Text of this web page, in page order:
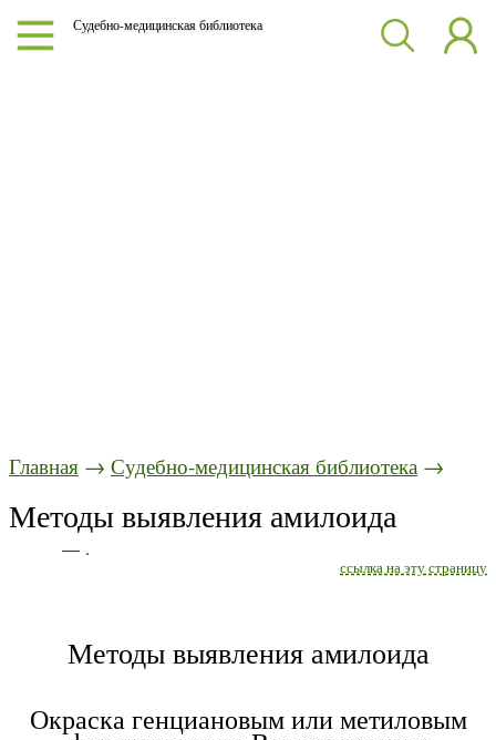
Судебно-медицинская библиотека
Главная → Судебно-медицинская библиотека →
Методы выявления амилоида
— .
ссылка на эту страницу
Методы выявления амилоида
Окраска генциановым или метиловым